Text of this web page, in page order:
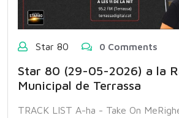
Star 80 0 Comments
Star 80 (29-05-2026) a la
Municipal de Terrassa
TRACK LIST A-ha - Take On